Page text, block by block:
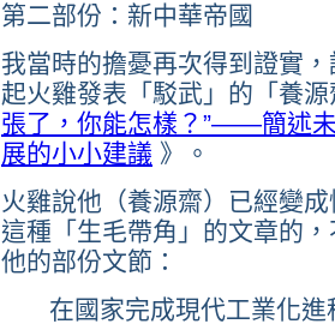
第二部份：新中華帝國
我當時的擔憂再次得到證實
起火雞發表「駁武」的「養
張了，你能怎樣？”——簡述
展的小小建議 》。
火雞說他（養源齋）已經變
這種「生毛帶角」的文章的
他的部份文節：
在國家完成現代工業化